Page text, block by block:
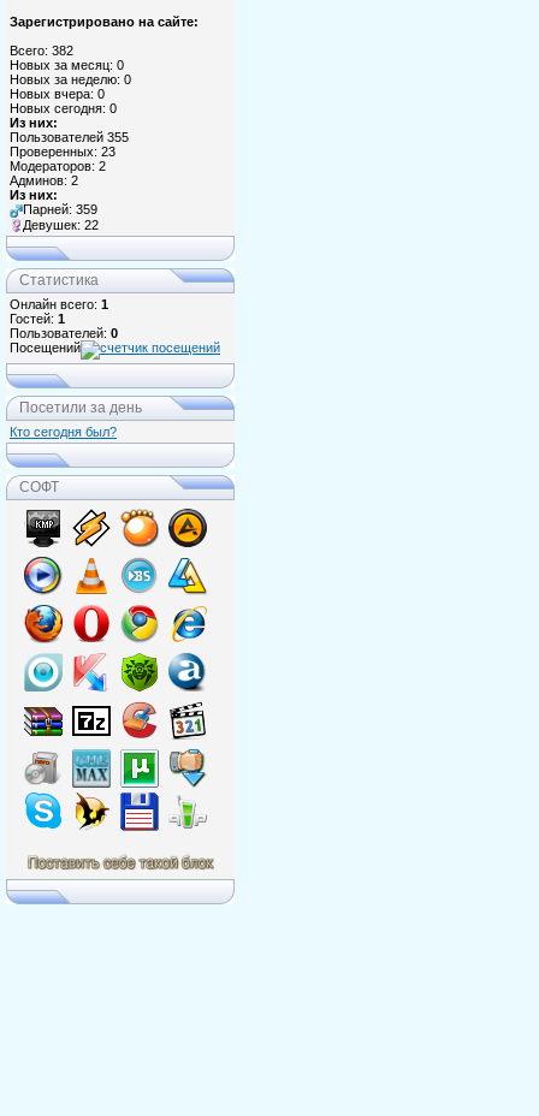
Зарегистрировано на сайте:
Всего: 382
Новых за месяц: 0
Новых за неделю: 0
Новых вчера: 0
Новых сегодня: 0
Из них:
Пользователей 355
Проверенных: 23
Модераторов: 2
Админов: 2
Из них:
Парней: 359
Девушек: 22
Статистика
Онлайн всего: 1
Гостей: 1
Пользователей: 0
Посещений
Посетили за день
Кто сегодня был?
СОФТ